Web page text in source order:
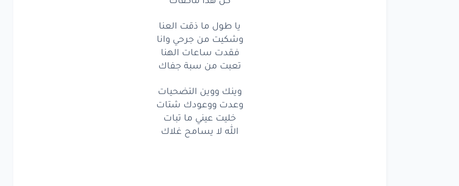
قتلتفينيالاهتمام
اللي حصلمنكحرام
جاءمنيمكتعب
كل
ماقلته كذب
كيفقلت انكتحب
كلهذاماكفاك
ما ذقت
يا طول ما ذقت العنا
وشكيت من جرحي وانا
فقدت ساعات الهنا
تعبت من سبة جفاك
وينك ووين التضحيات
وعدت ووعودك شتات
خليت عيني ما تبات
الله لا يسامح غلاك